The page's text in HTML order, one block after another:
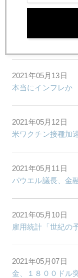
インフレと金
2021年05月13日
本当にインフレか
2021年05月12日
米ワクチン接種加
2021年05月11日
パウエル議長、金
2021年05月10日
雇用統計「世紀の
2021年05月07日
金、１８００ドル